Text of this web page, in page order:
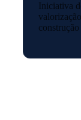
Iniciativa